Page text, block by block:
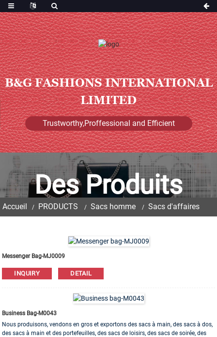
B&G FASHIONS INTERNATIONAL
LIMITED
Trustworthy,Proffessional and Efficient
Des Produits
Accueil PRODUCTS Sacs homme Sacs d'affaires
Messenger Bag-MJ0009
INQUIRY DETAIL
Business Bag-M0043
Nous produisons, vendons en gros et exportons des sacs à main, des sacs à dos,
des sacs à main et des portefeuilles, des sacs de loisirs, des sacs de soirée, des